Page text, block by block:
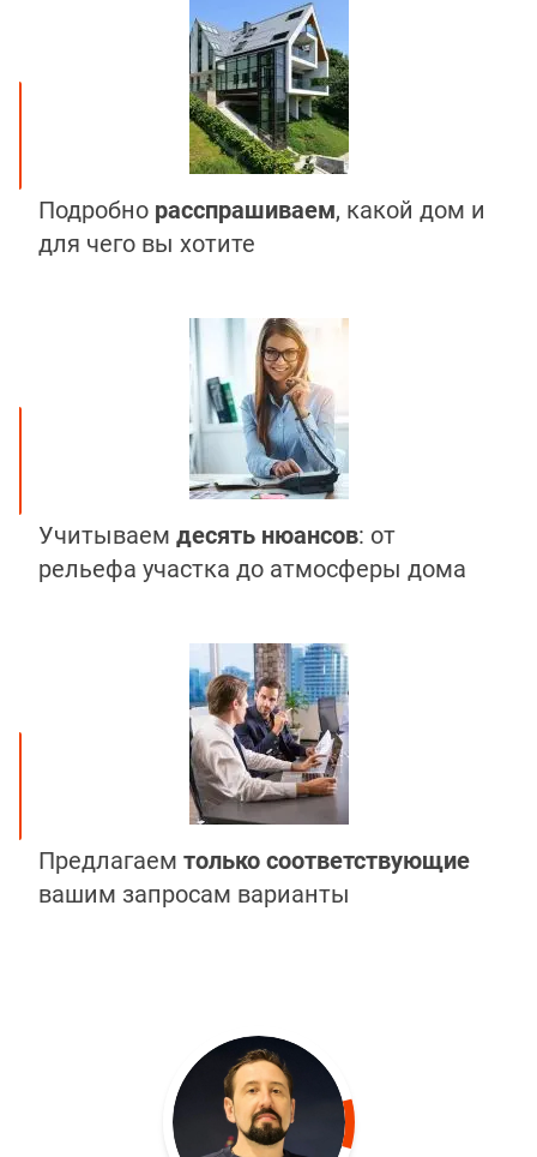
Подробно расспрашиваем, какой дом и
для чего вы хотите
Учитываем десять нюансов: от
рельефа участка до атмосферы дома
Предлагаем только соответствующие
вашим запросам варианты